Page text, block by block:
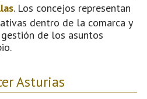
. Los concejos representan
dentro de la comarca y
de los asuntos
Asturias